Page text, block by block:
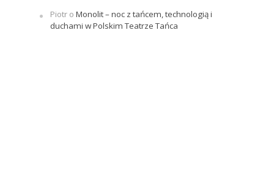
Piotro Monolit – noc z tańcem, technologią i
duchami w Polskim Teatrze Tańca